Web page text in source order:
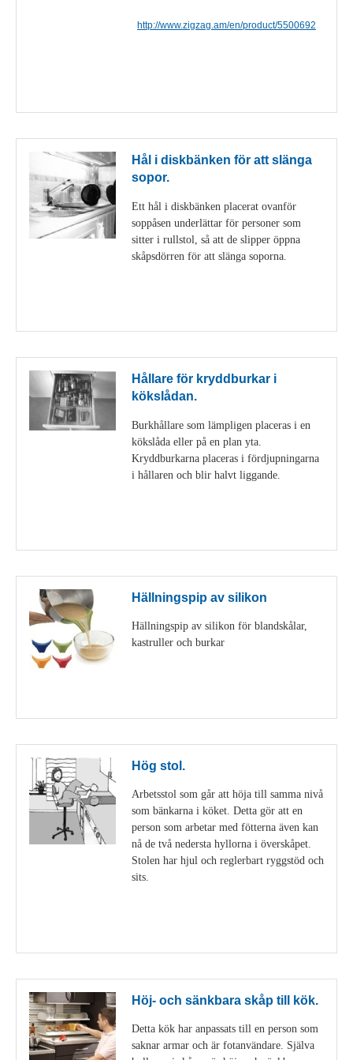
http://www.zigzag.am/en/product/5500692
Hål i diskbänken för att slänga
sopor.
Ett hål i diskbänken placerat ovanför
soppåsen underlättar för personer som
sitter i rullstol, så att de slipper öppna
skåpsdörren för att slänga soporna.
Hållare för kryddburkar i
kökslådan.
Burkhållare som lämpligen placeras i en
kökslåda eller på en plan yta.
Kryddburkarna placeras i fördjupningarna
i hållaren och blir halvt liggande.
Hällningspip av silikon
Hällningspip av silikon för blandskålar,
kastruller och burkar
Hög stol.
Arbetsstol som går att höja till samma nivå
som bänkarna i köket. Detta gör att en
person som arbetar med fötterna även kan
nå de två nedersta hyllorna i överskåpet.
Stolen har hjul och reglerbart ryggstöd och
sits.
Höj- och sänkbara skåp till kök.
Detta kök har anpassats till en person som
saknar armar och är fotanvändare. Själva